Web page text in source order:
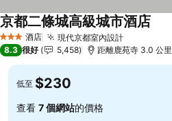
3 星級 酒店 現代京都室內設計查看價格
京都二條城高級城市酒店
8.3 很好 5,458 距離鹿苑寺 3.0 公里
低至 $230
查看 7 個網站的價格